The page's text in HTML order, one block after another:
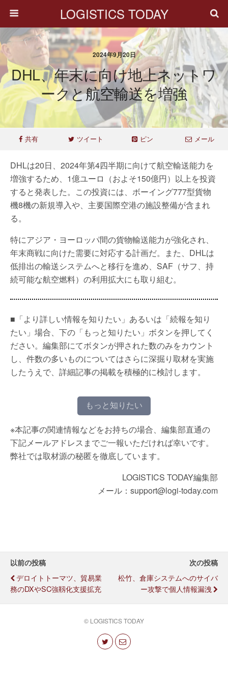
LOGISTICS TODAY
2024年9月20日
DHL、年末に向け地上ネットワ
ークと航空輸送を増強
共有 ツイート ピン メール
DHLは20日、2024年第4四半期に向けて航空輸送能力を
増強するため、1億ユーロ（およそ150億円）以上を投資
すると発表した。この投資には、ボーイング777型貨物
機8機の新規導入や、主要国際空港の施設整備が含まれ
る。
特にアジア・ヨーロッパ間の貨物輸送能力が強化され、
年末商戦に向けた需要に対応する計画だ。また、DHLは
低排出の輸送システムへと移行を進め、SAF（サフ、持
続可能な航空燃料）の利用拡大にも取り組む。
■「より詳しい情報を知りたい」あるいは「続報を知り
たい」場合、下の「もっと知りたい」ボタンを押してく
ださい。編集部にてボタンが押された数のみをカウント
し、件数の多いものについてはさらに深掘り取材を実施
したうえで、詳細記事の掲載を積極的に検討します。
もっと知りたい
※本記事の関連情報などをお持ちの場合、編集部直通の
下記メールアドレスまでご一報いただければ幸いです。
弊社では取材源の秘匿を徹底しています。
LOGISTICS TODAY編集部
メール：support@logi-today.com
以前の投稿
デロイトトーマツ、貿易業
務のDXやSC強靱化支援拡充
次の投稿
松竹、倉庫システムへのサイバ
ー攻撃で個人情報漏洩
© LOGISTICS TODAY